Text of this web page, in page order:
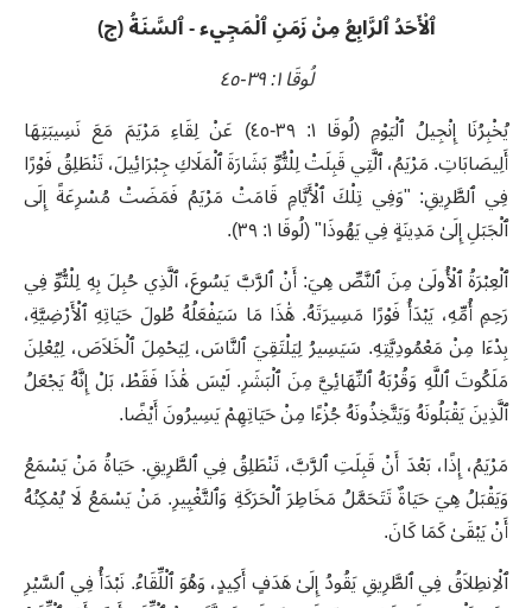
ٱلْأَحَدُ ٱلرَّابِعُ مِنْ زَمَنِ ٱلْمَجِيء - ٱلسَّنَةُ (ج)
لُوقَا ١: ٣٩-٤٥
يُخْبِرُنَا إِنْجِيلُ ٱلْيَوْمِ (لُوقَا ١: ٣٩-٤٥) عَنْ لِقَاءِ مَرْيَمَ مَعَ نَسِيبَتِهَا
أَلِيصَابَاتِ. مَرْيَمُ، ٱلَّتِي قَبِلَتْ لِلْتُّوِّ بَشَارَةَ ٱلْمَلَاكِ جِبْرَائِيلَ، تَنْطَلِقُ فَوْرًا
فِي ٱلطَّرِيقِ: "وَفِي تِلْكَ ٱلْأَيَّامِ قَامَتْ مَرْيَمُ فَمَضَتْ مُسْرِعَةً إِلَى
ٱلْجَبَلِ إِلَىٰ مَدِينَةٍ فِي يَهُوذَا" (لُوقَا ١: ٣٩).
ٱلْعِبْرَةُ ٱلْأُولَىٰ مِنَ ٱلنَّصِّ هِيَ: أَنْ ٱلرَّبَّ يَسُوعَ، ٱلَّذِي حُبِلَ بِهِ لِلْتُّوِّ فِي
رَحِمِ أُمِّهِ، يَبْدَأُ فَوْرًا مَسِيرَتَهُ. هَٰذَا مَا سَيَفْعَلُهُ طُولَ حَيَاتِهِ ٱلْأَرْضِيَّةِ،
بِدْءَا مِنْ مَعْمُودِيَّتِهِ. سَيَسِيرُ لِيَلْتَقِيَ ٱلنَّاسَ، لِيَحْمِلَ ٱلْخَلاَصَ، لِيُعْلِنَ
مَلَكُوتَ ٱللَّهِ وَقُرْبَهُ ٱلنِّهَائِيَّ مِنَ ٱلْبَشَرِ. لَيْسَ هَٰذَا فَقَطْ، بَلْ إِنَّهُ يَجْعَلُ
ٱلَّذِينَ يَقْبَلُونَهُ وَيَتَّخِذُونَهُ جُزْءًا مِنْ حَيَاتِهِمْ يَسِيرُونَ أَيْضًا.
مَرْيَمُ، إِذًا، بَعْدَ أَنْ قَبِلَتِ ٱلرَّبَّ، تَنْطَلِقُ فِي ٱلطَّرِيقِ. حَيَاةُ مَنْ يَسْمَعُ
وَيَقْبَلُ هِيَ حَيَاةٌ تَتَحَمَّلُ مَخَاطِرَ ٱلْحَرَكَةِ وَٱلتَّغْيِيرِ. مَنْ يَسْمَعُ لَا يُمْكِنُهُ
أَنْ يَبْقَىٰ كَمَا كَانَ.
ٱلْاِنطِلاَقُ فِي ٱلطَّرِيقِ يَقُودُ إِلَىٰ هَدَفٍ أَكِيدٍ، وَهُوَ ٱلْلِّقَاءُ. نَبْدَأُ فِي ٱلسَّيْرِ